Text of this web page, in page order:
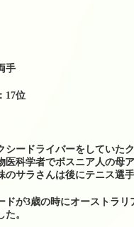
手
17位
シードライバーをしていた
医科学者でボスニア人の母
のサラさんは後にテニス選手
ドが3歳の時にオーストラリ
。
ラケット
の特典
ガット
ット
ガット